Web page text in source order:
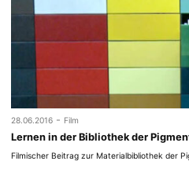
28.06.2016 - Film
Lernen in der Bibliothek der
Filmischer Beitrag zur Materialbibliothek der